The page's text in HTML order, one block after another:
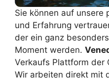
Sie können auf unsere
und Erfahrung
der ein ganz
Moment werden.
Verkaufs Plattform der
Wir arbeiten direkt mit